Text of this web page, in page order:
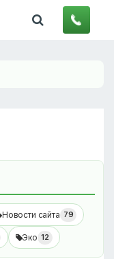
Новости сайта 79
Эко 12